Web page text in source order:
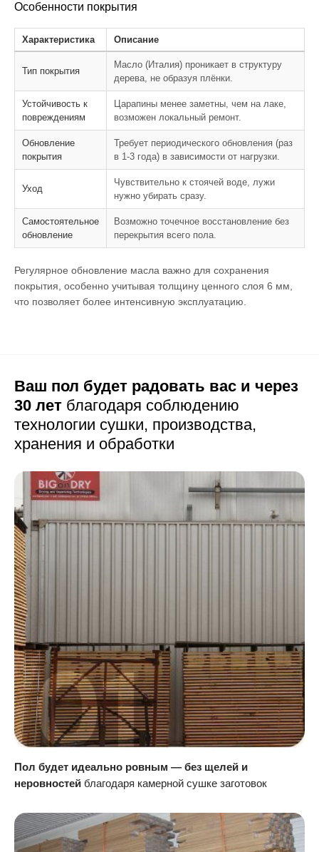
Особенности покрытия
Характеристика Описание
Тип покрытия
Масло (Италия) проникает в структуру
дерева, не образуя плёнки.
Устойчивость к
повреждениям
Царапины менее заметны, чем на лаке,
возможен локальный ремонт.
Обновление
покрытия
Требует периодического обновления (раз
в 1-3 года) в зависимости от нагрузки.
Уход
Чувствительно к стоячей воде, лужи
нужно убирать сразу.
Самостоятельное
обновление
Возможно точечное восстановление без
перекрытия всего пола.
Регулярное обновление масла важно для сохранения
покрытия, особенно учитывая толщину ценного слоя 6 мм,
что позволяет более интенсивную эксплуатацию.
Ваш пол будет радовать вас и через
30 лет благодаря соблюдению
технологии сушки, производства,
хранения и обработки
Пол будет идеально ровным — без щелей и
неровностей благодаря камерной сушке заготовок